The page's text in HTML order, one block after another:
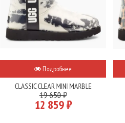
Подробнее
CLASSIC CLEAR MINI MARBLE
19 650 ₽
12 859 ₽